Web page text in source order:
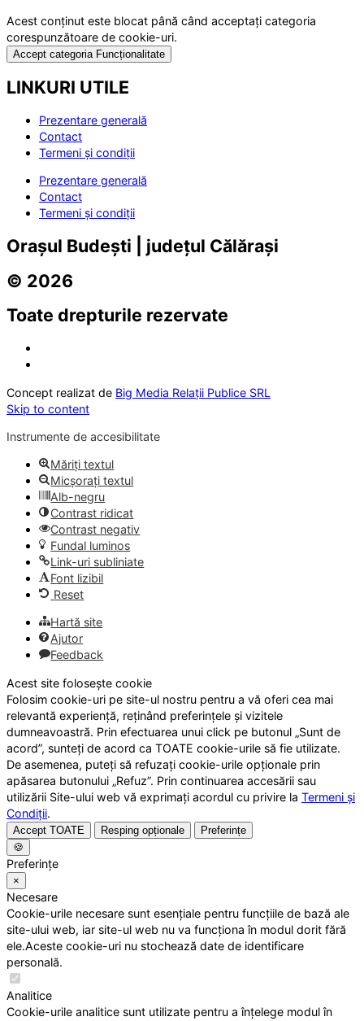
Acest conținut este blocat până când acceptați categoria
corespunzătoare de cookie-uri.
Accept categoria Funcționalitate
LINKURI UTILE
Prezentare generală
Contact
Termeni și condiții
Prezentare generală
Contact
Termeni și condiții
Orașul Budești | județul Călărași
© 2026
Toate drepturile rezervate
Concept realizat de Big Media Relații Publice SRL
Skip to content
Instrumente de accesibilitate
Măriți textul
Micșorați textul
Alb-negru
Contrast ridicat
Contrast negativ
Fundal luminos
Link-uri subliniate
Font lizibil
Reset
Hartă site
Ajutor
Feedback
Acest site folosește cookie
Folosim cookie-uri pe site-ul nostru pentru a vă oferi cea mai
relevantă experiență, reținând preferințele și vizitele
dumneavoastră. Prin efectuarea unui click pe butonul „Sunt de
acord”, sunteți de acord ca TOATE cookie-urile să fie utilizate.
De asemenea, puteți să refuzați cookie-urile opționale prin
apăsarea butonului „Refuz”. Prin continuarea accesării sau
utilizării Site-ului web vă exprimați acordul cu privire la Termeni și
Condiții.
Accept TOATE Resping opționale
Preferințe
🍪
Preferințe
×
Necesare
Cookie-urile necesare sunt esențiale pentru funcțiile de bază ale
site-ului web, iar site-ul web nu va funcționa în modul dorit fără
ele.Aceste cookie-uri nu stochează date de identificare
personală.
Analitice
Cookie-urile analitice sunt utilizate pentru a înțelege modul în